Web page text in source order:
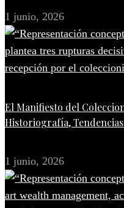
1 junio, 2026
El Manifiesto del
Historiografía,
1 junio, 2026